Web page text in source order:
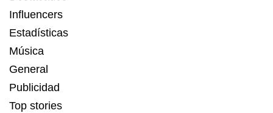
Influencers
Estadísticas
Música
General
Publicidad
Top stories